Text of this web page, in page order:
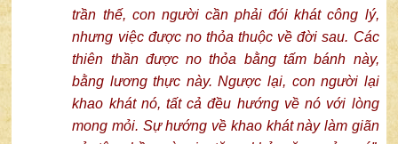
trần thế, con người cần phải đói khát công lý,
nhưng việc được no thỏa thuộc về đời sau. Các
thiên thần được no thỏa bằng tấm bánh này,
bằng lương thực này. Ngược lại, con người lại
khao khát nó, tất cả đều hướng về nó với lòng
mong mỏi. Sự hướng về khao khát này làm giãn